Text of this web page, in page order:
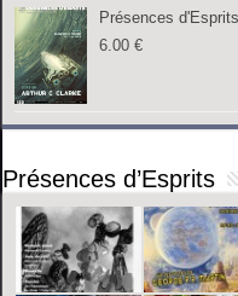
Présences
6.00€
Présences d’Esprits